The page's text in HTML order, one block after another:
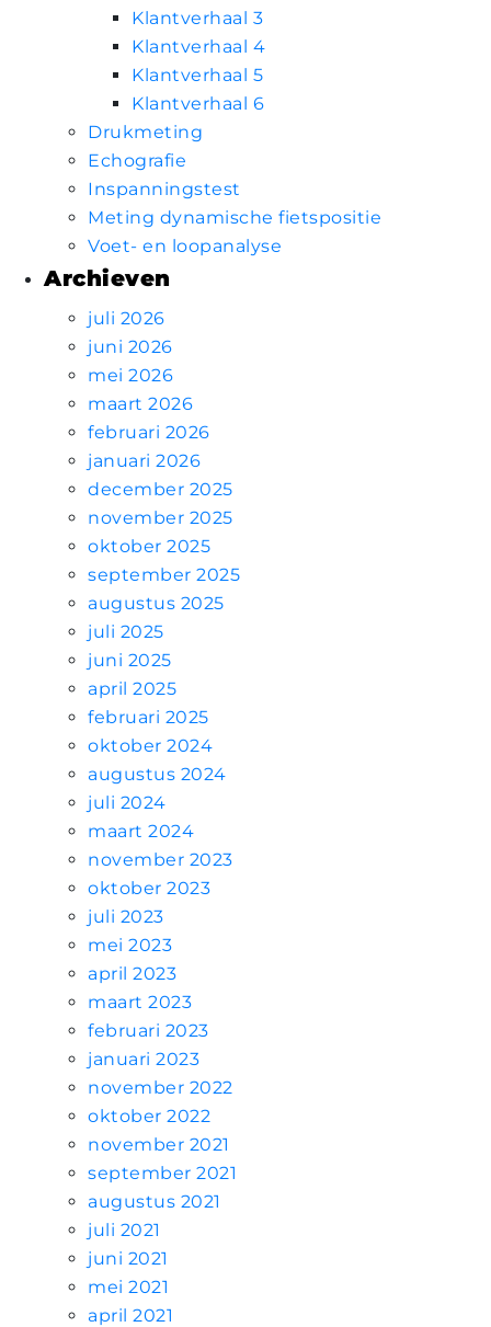
Klantverhaal 3
Klantverhaal 4
Klantverhaal 5
Klantverhaal 6
Drukmeting
Echografie
Inspanningstest
Meting dynamische fietspositie
Voet- en loopanalyse
Archieven
juli 2026
juni 2026
mei 2026
maart 2026
februari 2026
januari 2026
december 2025
november 2025
oktober 2025
september 2025
augustus 2025
juli 2025
juni 2025
april 2025
februari 2025
oktober 2024
augustus 2024
juli 2024
maart 2024
november 2023
oktober 2023
juli 2023
mei 2023
april 2023
maart 2023
februari 2023
januari 2023
november 2022
oktober 2022
november 2021
september 2021
augustus 2021
juli 2021
juni 2021
mei 2021
april 2021